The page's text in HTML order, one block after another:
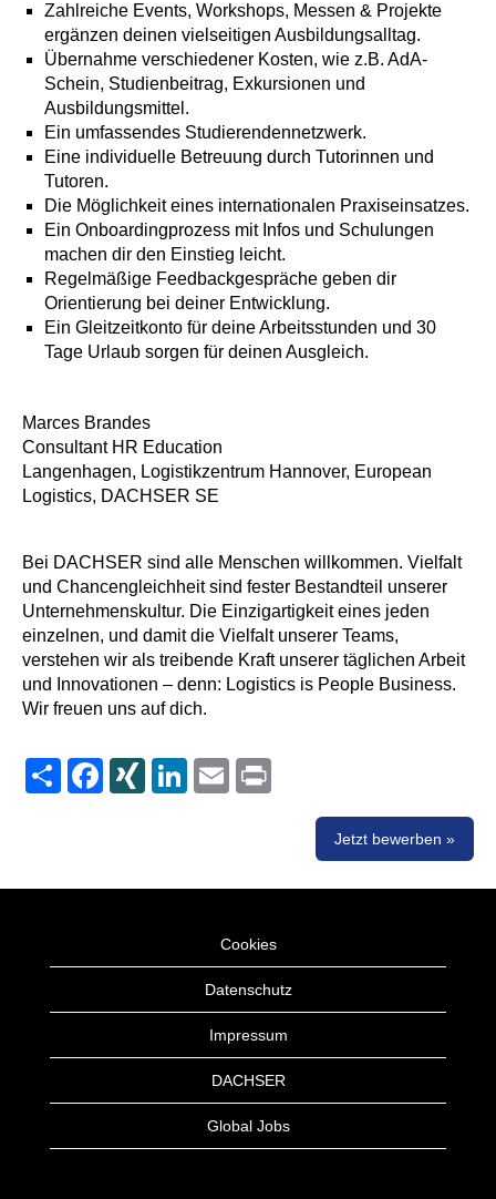
Zahlreiche Events, Workshops, Messen & Projekte
ergänzen deinen vielseitigen Ausbildungsalltag.
Übernahme verschiedener Kosten, wie z.B. AdA-
Schein, Studienbeitrag, Exkursionen und
Ausbildungsmittel.
Ein umfassendes Studierendennetzwerk.
Eine individuelle Betreuung durch Tutorinnen und
Tutoren.
Die Möglichkeit eines internationalen Praxiseinsatzes.
Ein Onboardingprozess mit Infos und Schulungen
machen dir den Einstieg leicht.
Regelmäßige Feedbackgespräche geben dir
Orientierung bei deiner Entwicklung.
Ein Gleitzeitkonto für deine Arbeitsstunden und 30
Tage Urlaub sorgen für deinen Ausgleich.
Marces Brandes
Consultant HR Education
Langenhagen, Logistikzentrum Hannover, European
Logistics, DACHSER SE
Bei DACHSER sind alle Menschen willkommen. Vielfalt
und Chancengleichheit sind fester Bestandteil unserer
Unternehmenskultur. Die Einzigartigkeit eines jeden
einzelnen, und damit die Vielfalt unserer Teams,
verstehen wir als treibende Kraft unserer täglichen Arbeit
und Innovationen – denn: Logistics is People Business.
Wir freuen uns auf dich.
Share FacebookXING LinkedInEmail
Jetzt bewerben »
Cookies
Datenschutz
Impressum
DACHSER
Global Jobs